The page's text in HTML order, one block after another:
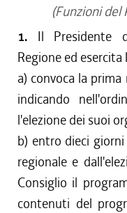
(Funzioni del
1. Il Presidente
Regione ed
a) convoca la
indicando
l'elezione dei suoi
b) entro dieci
regionale e
Consiglio il
contenuti del